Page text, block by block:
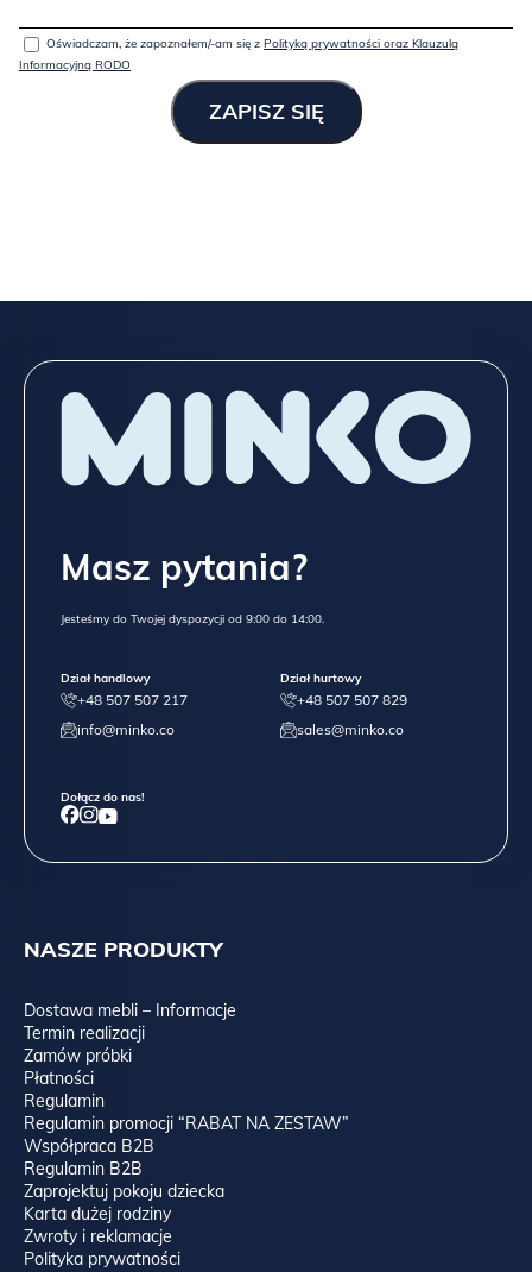
Oświadczam, że zapoznałem/-am się z Polityką prywatności oraz Klauzulą
Informacyjną RODO
NASZE PRODUKTY
Dostawa mebli – Informacje
Termin realizacji
Zamów próbki
Płatności
Regulamin
Regulamin promocji “RABAT NA ZESTAW”
Współpraca B2B
Regulamin B2B
Zaprojektuj pokoju dziecka
Karta dużej rodziny
Zwroty i reklamacje
Polityka prywatności
Masz pytania?
Jesteśmy do Twojej dyspozycji od 9:00 do 14:00.
Dział handlowy
+48 507 507 217
info@minko.co
Dział hurtowy
+48 507 507 829
sales@minko.co
Dołącz do nas!